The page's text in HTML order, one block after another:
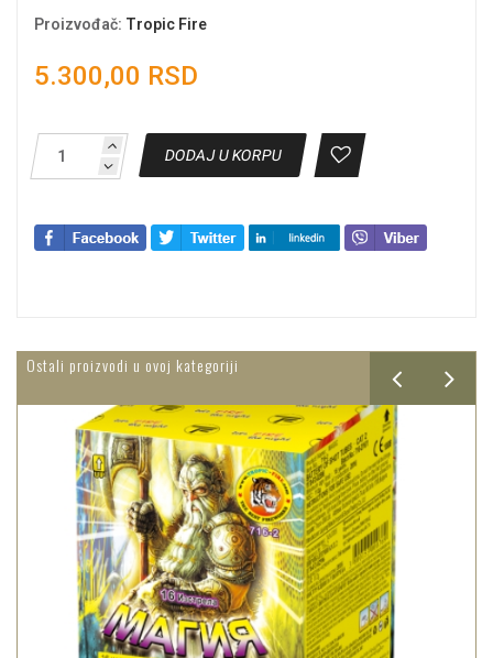
Proizvođač: Tropic Fire
5.300,00 RSD
DODAJ U KORPU
Ostali proizvodi u ovoj kategoriji